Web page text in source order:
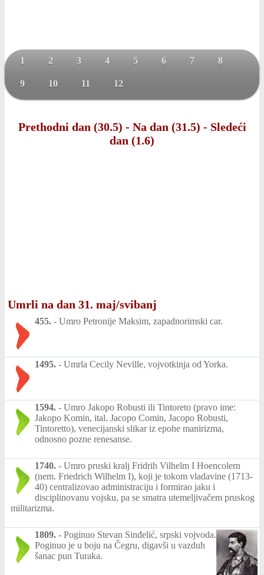
1 2 3 4 5 6 7 8
9 10 11 12
Prethodni dan (30.5) - Na dan (31.5) - Sledeći
dan (1.6)
Umrli na dan 31. maj/svibanj
455. - Umro Petronije Maksim, zapadnorimski car.
1495. - Umrla Cecily Neville, vojvotkinja od Yorka.
1594. - Umro Jakopo Robusti ili Tintoreto (pravo ime:
Jakopo Komin, ital. Jacopo Comin, Jacopo Robusti,
Tintoretto), venecijanski slikar iz epohe manirizma,
odnosno pozne renesanse.
1740. - Umro pruski kralj Fridrih Vilhelm I Hoencolern
(nem. Friedrich Wilhelm I), koji je tokom vladavine (1713-
40) centralizovao administraciju i formirao jaku i
disciplinovanu vojsku, pa se smatra utemeljivačem pruskog
militarizma.
1809. - Poginuo Stevan Sinđelić, srpski vojvoda.
Poginuo je u boju na Čegru, digavši u vazduh
šanac pun Turaka.